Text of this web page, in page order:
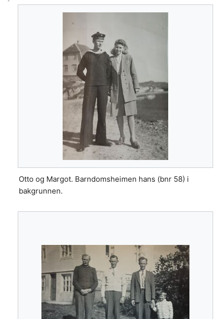
Otto og Margot. Barndomsheimen hans (bnr 58) i
bakgrunnen.